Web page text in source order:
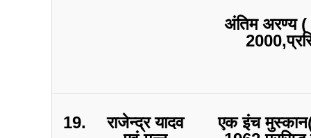
अंतिम अरण्य (
19.
राजेन्द्र यादव
एक इंच